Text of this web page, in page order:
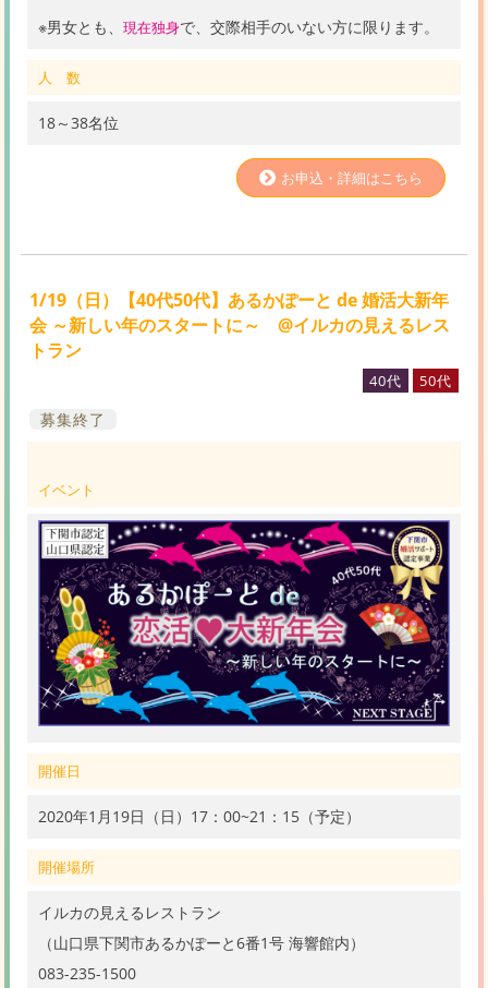
※男女とも、 現在独身で、交際相手のいない方に限ります。
人 数
18～38名位
お申込・詳細はこちら
1/19（日）【40代50代】あるかぽーと de 婚活大新年
会 ～新しい年のスタートに～ @イルカの見えるレス
トラン
40代 50代
募集終了
イベント
開催日
2020年1月19日（日）17：00~21：15（予定）
開催場所
イルカの見えるレストラン
（山口県下関市あるかぽーと6番1号 海響館内）
083-235-1500